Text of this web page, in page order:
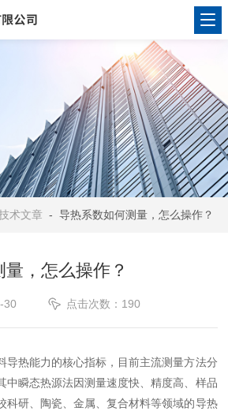
术文章 - 导热系数如何测量，怎么操作？
，怎么操作？
30 点击次数：190
导热能力的核心指标，目前主流测量方法分
中瞬态热源法因测量速度快、精度高、样品
科研、陶瓷、金属、复合材料等领域的导热